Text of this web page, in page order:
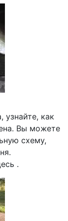
узнайте, как
Вы можете
схему,
.